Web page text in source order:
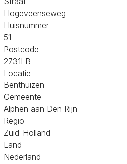
Hogeveenseweg
Huisnummer
51
Postcode
2731LB
Locatie
Benthuizen
Gemeente
Alphen aan Den Rijn
Regio
Zuid-Holland
Land
Nederland